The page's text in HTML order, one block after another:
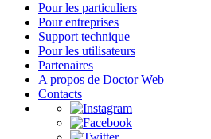
Pour les particuliers
Pour entreprises
Support technique
Pour les utilisateurs
Partenaires
A propos de Doctor Web
Contacts